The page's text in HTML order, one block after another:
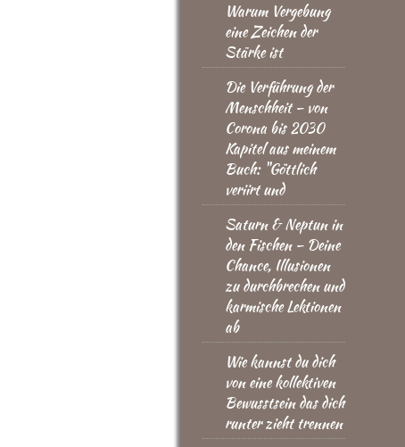
Warum Vergebung
eine Zeichen der
Stärke ist
Die Verführung der
Menschheit – von
Corona bis 2030
Kapitel aus meinem
Buch: "Göttlich
veriirt und
Saturn & Neptun in
den Fischen – Deine
Chance, Illusionen
zu durchbrechen und
karmische Lektionen
ab
Wie kannst du dich
von eine kollektiven
Bewusstsein das dich
runter zieht trennen